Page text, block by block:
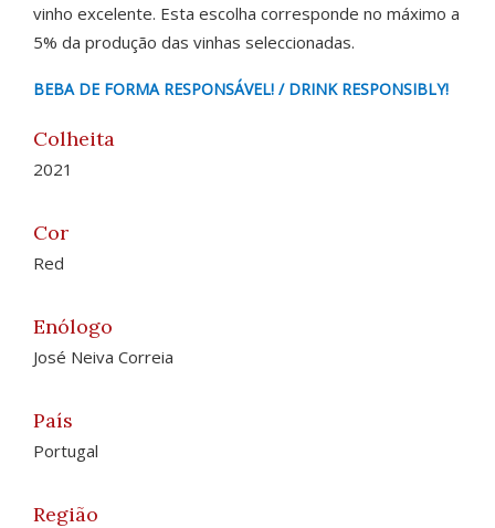
vinho excelente. Esta escolha corresponde no máximo a
5% da produção das vinhas seleccionadas.
BEBA DE FORMA RESPONSÁVEL! / DRINK RESPONSIBLY!
Colheita
2021
Cor
Red
Enólogo
José Neiva Correia
País
Portugal
Região